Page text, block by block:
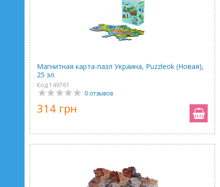
Магнитная карта-пазл Украина, Puzzleоk (Новая),
25 эл.
Код 149761
0 отзывов
314 грн